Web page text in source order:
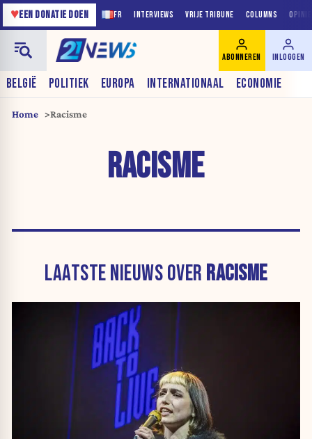
FR INTERVIEWS VRIJE TRIBUNE COLUMNS
♥EEN DONATIE DOEN
BELGIË POLITIEK EUROPA INTERNATIONAAL ECONOMIE
ABONNEREN INLOGGEN
Home Racisme
RACISME
LAATSTE NIEUWS OVER RACISME